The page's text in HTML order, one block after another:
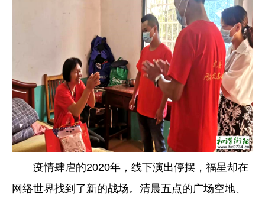
疫情肆虐的2020年，线下演出停摆，福星却在
网络世界找到了新的战场。清晨五点的广场空地、